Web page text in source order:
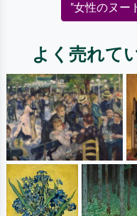
"女性のヌー
よく売れて